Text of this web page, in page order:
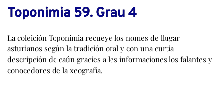
Toponimia 59. Grau 4
La coleición Toponimia recueye los nomes de llugar
asturianos según la tradición oral y con una curtia
descripción de caún gracies a les informaciones los falantes y
conocedores de la xeografía.